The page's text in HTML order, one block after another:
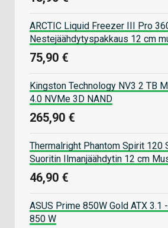
ARCTIC Liquid Freezer III Pro
Nestejäähdytyspakkaus 12 cm
75,90 €
Kingston Technology NV3 2 TB
4.0 NVMe 3D NAND
265,90 €
Thermalright Phantom Spirit 120
Suoritin Ilmanjäähdytin 12 cm
46,90 €
ASUS Prime 850W Gold ATX 3.1
850 W